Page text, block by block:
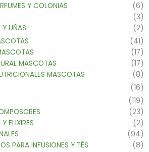
Y COLONIAS
(6)
(3)
UÑAS
(2)
(41)
(17)
MASCOTAS
(17)
MASCOTAS
(8)
(16)
(119)
(23)
ELIXIRES
(2)
(94)
PARA INFUSIONES Y TÉS
(8)